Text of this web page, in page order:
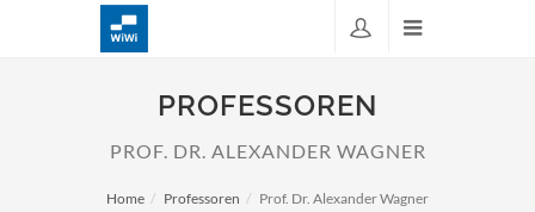
PROFESSOREN
PROF. DR. ALEXANDER WAGNER
Home Professoren Prof. Dr. Alexander Wagner